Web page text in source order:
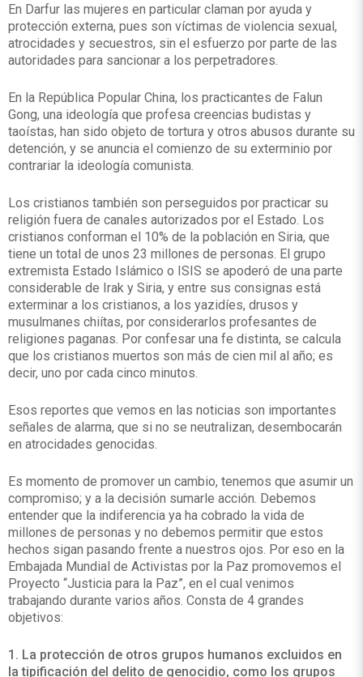
En Darfur las mujeres en particular claman por ayuda y
protección externa, pues son víctimas de violencia sexual,
atrocidades y secuestros, sin el esfuerzo por parte de las
autoridades para sancionar a los perpetradores.
En la República Popular China, los practicantes de Falun
Gong, una ideología que profesa creencias budistas y
taoístas, han sido objeto de tortura y otros abusos durante su
detención, y se anuncia el comienzo de su exterminio por
contrariar la ideología comunista.
Los cristianos también son perseguidos por practicar su
religión fuera de canales autorizados por el Estado. Los
cristianos conforman el 10% de la población en Siria, que
tiene un total de unos 23 millones de personas. El grupo
extremista Estado Islámico o ISIS se apoderó de una parte
considerable de Irak y Siria, y entre sus consignas está
exterminar a los cristianos, a los yazidíes, drusos y
musulmanes chiítas, por considerarlos profesantes de
religiones paganas. Por confesar una fe distinta, se calcula
que los cristianos muertos son más de cien mil al año; es
decir, uno por cada cinco minutos.
Esos reportes que vemos en las noticias son importantes
señales de alarma, que si no se neutralizan, desembocarán
en atrocidades genocidas.
Es momento de promover un cambio, tenemos que asumir un
compromiso; y a la decisión sumarle acción. Debemos
entender que la indiferencia ya ha cobrado la vida de
millones de personas y no debemos permitir que estos
hechos sigan pasando frente a nuestros ojos. Por eso en la
Embajada Mundial de Activistas por la Paz promovemos el
Proyecto “Justicia para la Paz”, en el cual venimos
trabajando durante varios años. Consta de 4 grandes
objetivos:
1. La protección de otros grupos humanos excluidos en
la tipificación del delito de genocidio, como los grupos